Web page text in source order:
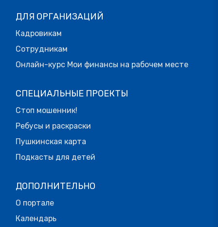
ДЛЯ ОРГАНИЗАЦИЙ
Кадровикам
Сотрудникам
Онлайн-курс Мои финансы на рабочем месте
СПЕЦИАЛЬНЫЕ ПРОЕКТЫ
Стоп мошенник!
Ребусы и раскраски
Пушкинская карта
Подкасты для детей
ДОПОЛНИТЕЛЬНО
О портале
Календарь